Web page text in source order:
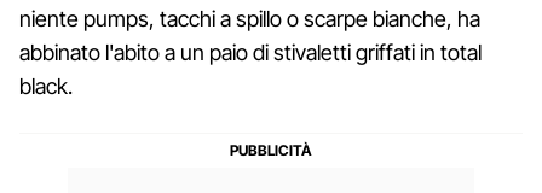
niente pumps, tacchi a spillo o scarpe bianche, ha
abbinato l'abito a un paio di stivaletti griffati in total
black.